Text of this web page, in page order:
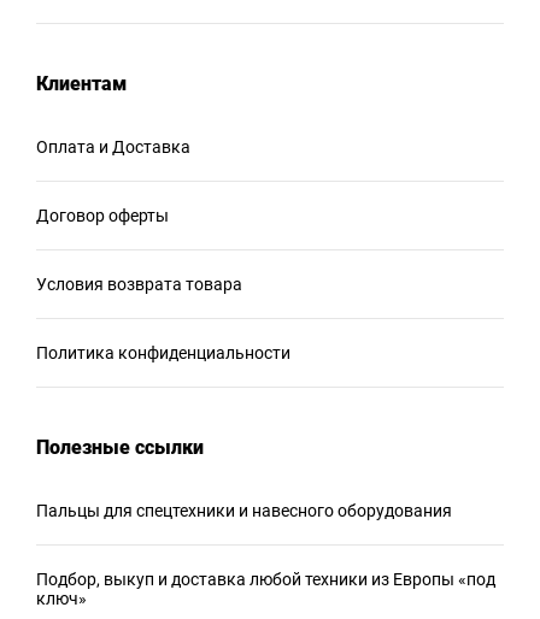
Клиентам
Оплата и Доставка
Договор оферты
Условия возврата товара
Политика конфиденциальности
Полезные ссылки
Пальцы для спецтехники и навесного оборудования
Подбор, выкуп и доставка любой техники из Европы «под
ключ»